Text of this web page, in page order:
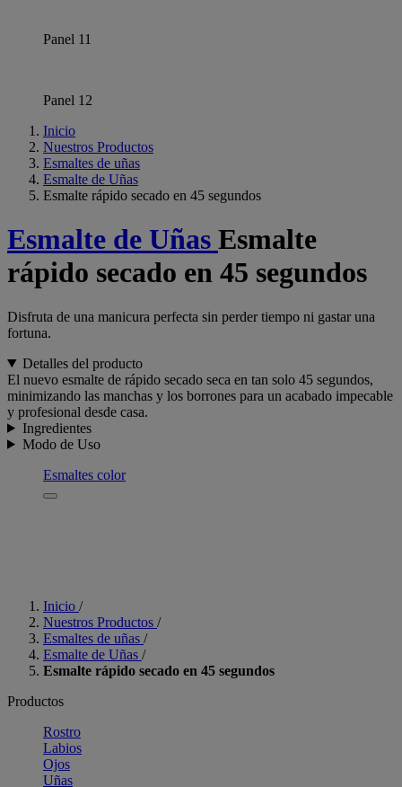
Panel 11
Panel 12
Inicio
Nuestros Productos
Esmaltes de uñas
Esmalte de Uñas
Esmalte rápido secado en 45 segundos
Esmalte de Uñas Esmalte
rápido secado en 45 segundos
Disfruta de una manicura perfecta sin perder tiempo ni gastar una
fortuna.
Detalles del producto
El nuevo esmalte de rápido secado seca en tan solo 45 segundos,
minimizando las manchas y los borrones para un acabado impecable
y profesional desde casa.
Ingredientes
Modo de Uso
Esmaltes color
Inicio /
Nuestros Productos /
Esmaltes de uñas /
Esmalte de Uñas /
Esmalte rápido secado en 45 segundos
Productos
Rostro
Labios
Ojos
Uñas